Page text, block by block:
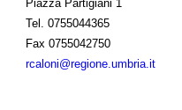
Piazza Partigiani 1
Tel.
0755044365
Fax 0755042750
rcaloni@regione.umbria.it